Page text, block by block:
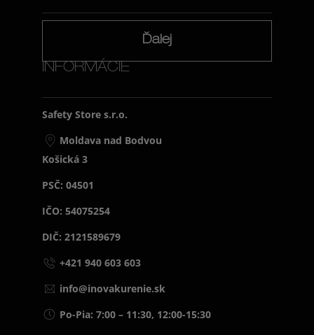
Ďalej
INFORMÁCIE
Safety Store s.r.o.
Moldava nad Bodvou
Košická 3
PSČ: 04501
IČO: 54075254
DIČ: 2121589679
+421 940 603 603
info@inovakurenie.sk
Po-Pia: 7:00 – 11:30, 12:00-15:30